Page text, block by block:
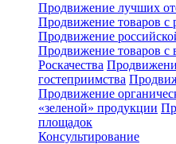
Продвижение лучших
Продвижение товаров с
Продвижение
Продвижение товаров с
Роскачества
гостеприимства
Продвижение
«зеленой» продукции
площадок
Консультирование